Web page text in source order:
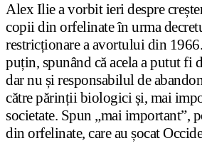
Alex Ilie a vorbit ieri despre
copii din orfelinate în urma
restricționare a avortului din
puțin, spunând că acela a putut fi
dar nu și responsabilul de
către părinții biologici și, mai
societate. Spun „mai important”,
din orfelinate, care au șocat